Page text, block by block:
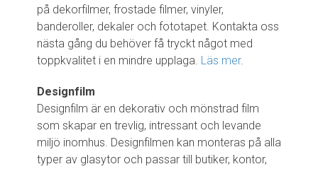
på dekorfilmer, frostade filmer, vinyler,
banderoller, dekaler och fototapet. Kontakta oss
nästa gång du behöver få tryckt något med
toppkvalitet i en mindre upplaga. Läs mer.
Designfilm
Designfilm är en dekorativ och mönstrad film
som skapar en trevlig, intressant och levande
miljö inomhus. Designfilmen kan monteras på alla
typer av glasytor och passar till butiker, kontor,